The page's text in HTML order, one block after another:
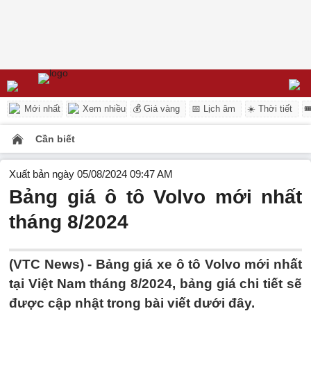
Mới nhất Xem nhiều 💰 Giá vàng 📅 Lịch âm ☀️ Thời tiết
Cần biết
Xuất bản ngày 05/08/2024 09:47 AM
Bảng giá ô tô Volvo mới nhất
tháng 8/2024
(VTC News) - Bảng giá xe ô tô Volvo mới nhất
tại Việt Nam tháng 8/2024, bảng giá chi tiết sẽ
được cập nhật trong bài viết dưới đây.